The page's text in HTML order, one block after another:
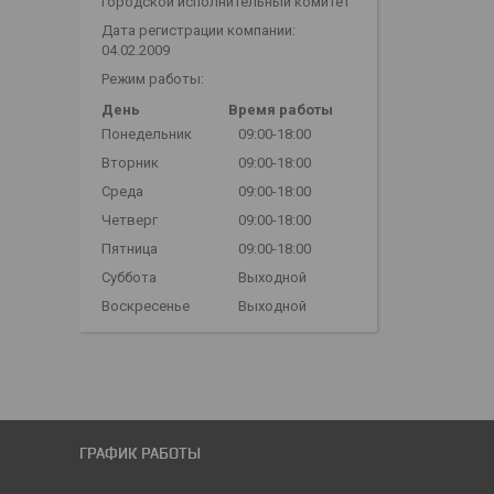
Дата регистрации компании:
04.02.2009
Режим работы:
День
Время работы
Понедельник
09:00-18:00
Вторник
09:00-18:00
Среда
09:00-18:00
Четверг
09:00-18:00
Пятница
09:00-18:00
Суббота
Выходной
Воскресенье
Выходной
ГРАФИК РАБОТЫ